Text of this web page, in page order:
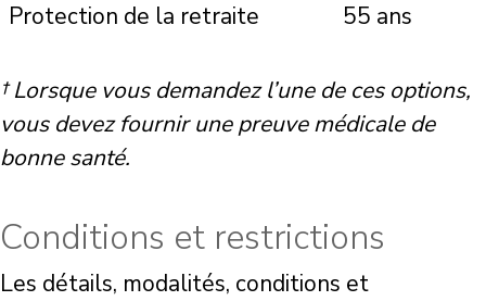
Protection de la retraite
55 ans
† Lorsque vous demandez l’une de ces options,
vous devez fournir une preuve médicale de
bonne santé.
Conditions et restrictions
Les détails, modalités, conditions et